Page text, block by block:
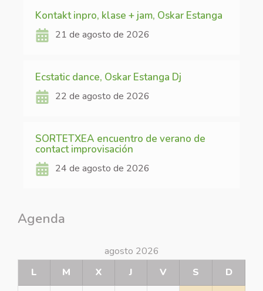
Kontakt inpro, klase + jam, Oskar Estanga
21 de agosto de 2026
Ecstatic dance, Oskar Estanga Dj
22 de agosto de 2026
SORTETXEA encuentro de verano de
contact improvisación
24 de agosto de 2026
Agenda
agosto 2026
L
M X J V S
D